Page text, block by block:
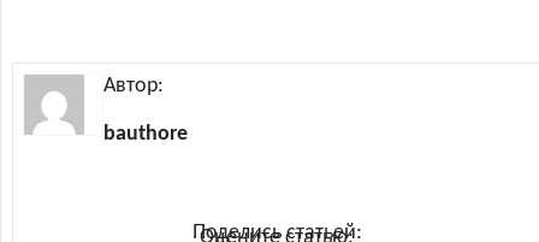
Автор:
bauthore
Поделись статьей:
Оцените статью: